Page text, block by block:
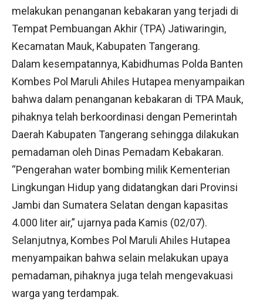
melakukan penanganan kebakaran yang terjadi di
Tempat Pembuangan Akhir (TPA) Jatiwaringin,
Kecamatan Mauk, Kabupaten Tangerang.
Dalam kesempatannya, Kabidhumas Polda Banten
Kombes Pol Maruli Ahiles Hutapea menyampaikan
bahwa dalam penanganan kebakaran di TPA Mauk,
pihaknya telah berkoordinasi dengan Pemerintah
Daerah Kabupaten Tangerang sehingga dilakukan
pemadaman oleh Dinas Pemadam Kebakaran.
“Pengerahan water bombing milik Kementerian
Lingkungan Hidup yang didatangkan dari Provinsi
Jambi dan Sumatera Selatan dengan kapasitas
4.000 liter air,” ujarnya pada Kamis (02/07).
Selanjutnya, Kombes Pol Maruli Ahiles Hutapea
menyampaikan bahwa selain melakukan upaya
pemadaman, pihaknya juga telah mengevakuasi
warga yang terdampak.